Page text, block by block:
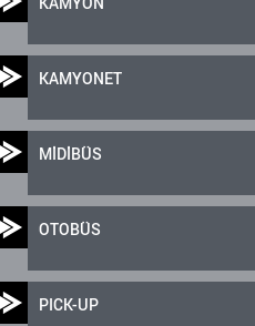
KAMYONET
MİDİBÜS
OTOBÜS
PICK-UP